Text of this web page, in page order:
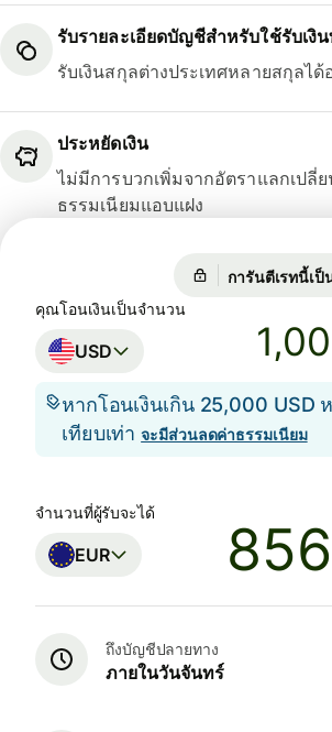
รับรายละเอียดบัญชีสำหรับใช้รับเงิ
รับเงินสกุลต่างประเทศหลายสกุลได้
ประหยัดเงิน
ไม่มีการบวกเพิ่มจากอัตราแลกเปลี่
ธรรมเนียมแอบแฝง
การันตีเรทนี้เป็
การันตีเรทนี้เป็
คุณโอนเงินเป็นจำนวน
USD
หากโอนเงินเกิน 25,000 USD
เทียบเท่าจะมีส่วนลดค่าธรรมเนียม
จำนวนที่ผู้รับจะได้
EUR
ถึงบัญชีปลายทาง
ภายในวันจันทร์